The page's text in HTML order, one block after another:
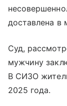
доставлена в
Суд,
мужчину
В СИЗО
2025 года.